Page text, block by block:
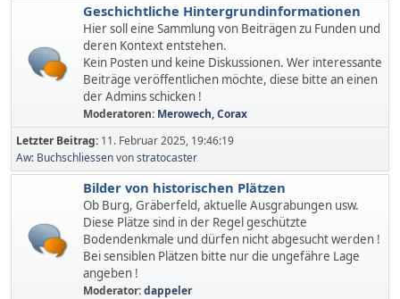
Geschichtliche Hintergrundinformationen
Hier soll eine Sammlung von Beiträgen zu Funden und
deren Kontext entstehen.
Kein Posten und keine Diskussionen. Wer interessante
Beiträge veröffentlichen möchte, diese bitte an einen
der Admins schicken !
Moderatoren: Merowech,Corax
Letzter Beitrag: 11. Februar 2025, 19:46:19
Aw: Buchschliessenvonstratocaster
Bilder von historischen Plätzen
Ob Burg, Gräberfeld, aktuelle Ausgrabungen usw.
Diese Plätze sind in der Regel geschützte
Bodendenkmale und dürfen nicht abgesucht werden !
Bei sensiblen Plätzen bitte nur die ungefähre Lage
angeben !
Moderator:dappeler